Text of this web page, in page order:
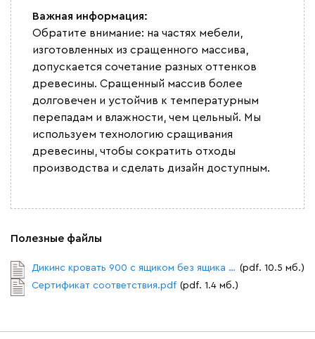
Важная информация:
Обратите внимание: на частях мебели,
изготовленных из сращенного массива,
допускается сочетание разных оттенков
древесины. Сращенный массив более
долговечен и устойчив к температурным
перепадам и влажности, чем цельный. Мы
используем технологию сращивания
древесины, чтобы сократить отходы
производства и сделать дизайн доступным.
Полезные файлы
Дикинс кровать 900 с ящиком без ящика Схема сборки.pdf (pdf. 10.5 мб.)
Сертификат соответствия.pdf (pdf. 1.4 мб.)